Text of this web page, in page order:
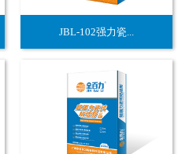
JBL-102强力瓷...